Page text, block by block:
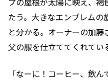
たう。大きなエンブレム
と分かる。オーナーの加藤
父の服を仕立ててくれてい
「なーに！コーヒー、飲